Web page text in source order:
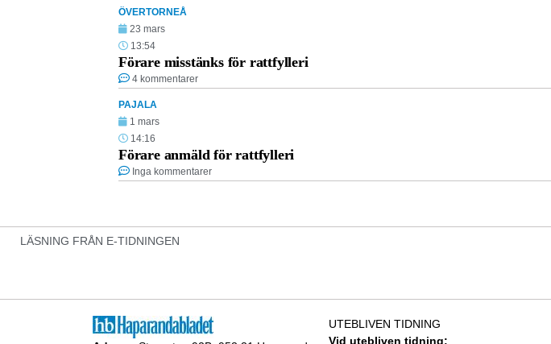
ÖVERTORNEÅ
23 mars
13:54
Förare misstänks för rattfylleri
4 kommentarer
PAJALA
1 mars
14:16
Förare anmäld för rattfylleri
Inga kommentarer
LÄSNING FRÅN E-TIDNINGEN
UTEBLIVEN TIDNING
Vid utebliven tidning: